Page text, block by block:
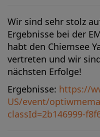
Wir sind sehr stolz
Ergebnisse bei der
habt den Chiemsee
vertreten und wir
nächsten Erfolge!
Ergebnisse: https://
US/event/
classId=2b146999-